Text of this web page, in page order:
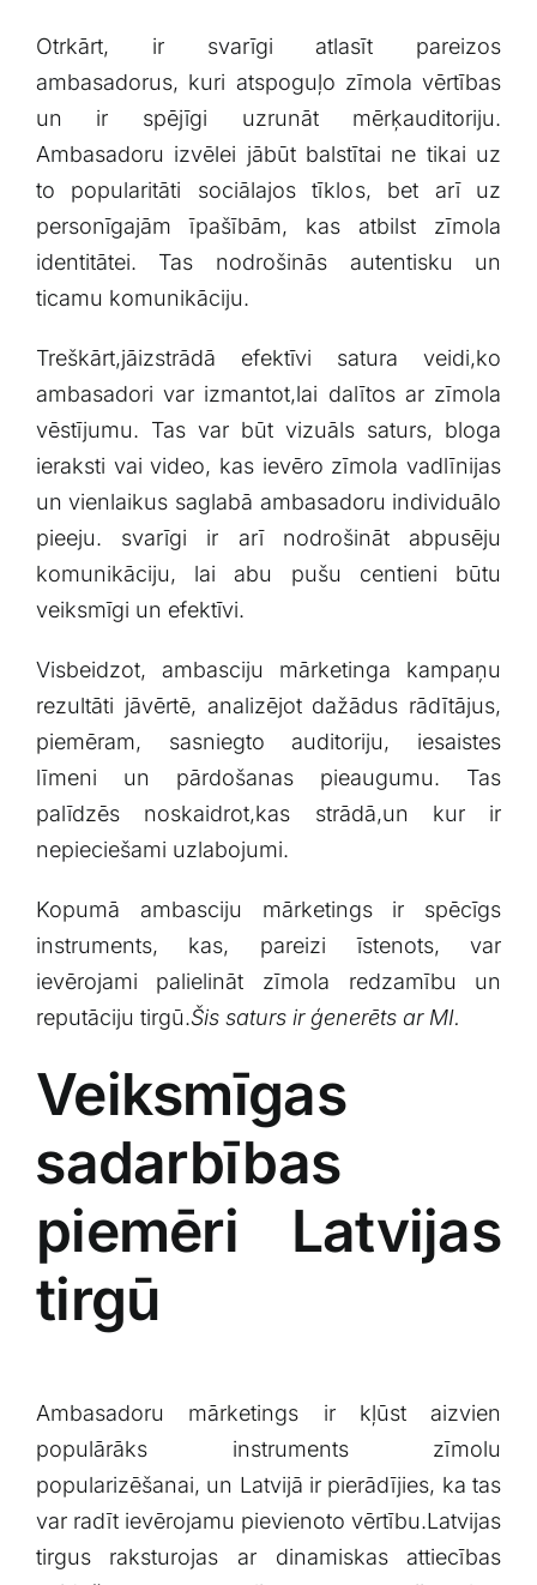
Otrkārt, ir svarīgi atlasīt pareizos
ambasadorus, kuri atspoguļo zīmola vērtības
un⁣ ir​ spējīgi uzrunāt‌ mērķauditoriju.
Ambasadoru izvēlei jābūt ⁤balstītai⁤ ne tikai uz‍
to⁤ popularitāti sociālajos⁣ tīklos,​ bet arī⁢ uz
personīgajām īpašībām, kas atbilst zīmola
identitātei.‌ Tas nodrošinās autentisku‍ un
‌ticamu komunikāciju.
Treškārt,jāizstrādā ⁢efektīvi ⁤satura veidi,ko
ambasadori var izmantot,lai ⁢dalītos ar zīmola⁢
vēstījumu. Tas var būt‌ vizuāls saturs, bloga
ieraksti vai video, kas ievēro⁤ zīmola vadlīnijas
un‍ vienlaikus saglabā ambasadoru individuālo
pieeju. svarīgi ir arī⁤ nodrošināt abpusēju
komunikāciju, lai abu pušu centieni būtu
veiksmīgi un efektīvi.
Visbeidzot,⁤ ambasciju ‌mārketinga kampaņu
rezultāti jāvērtē, analizējot dažādus rādītājus,
⁢piemēram, sasniegto auditoriju, iesaistes
līmeni un ‌pārdošanas pieaugumu. Tas
palīdzēs noskaidrot,kas strādā,un kur​ ir
nepieciešami ⁢uzlabojumi.
Kopumā ambasciju mārketings ir spēcīgs
instruments, kas, pareizi īstenots, var
ievērojami​ palielināt zīmola redzamību un
reputāciju⁤ tirgū.Šis saturs‍ ir ģenerēts ar‍ MI.
Veiksmīgas
⁢sadarbības
‍piemēri ​Latvijas
tirgū
Ambasadoru mārketings ir kļūst ⁤aizvien
populārāks instruments ⁤zīmolu
popularizēšanai, un Latvijā‌ ir pierādījies, ka tas
var‍ radīt ievērojamu pievienoto vērtību.Latvijas‍
tirgus raksturojas ar dinamiskas attiecības